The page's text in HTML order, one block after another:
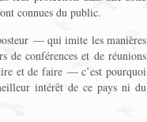
connues du public.
— qui imite les manières
conférences et de réunions
et de faire — c’est pourquoi
intérêt de ce pays ni du